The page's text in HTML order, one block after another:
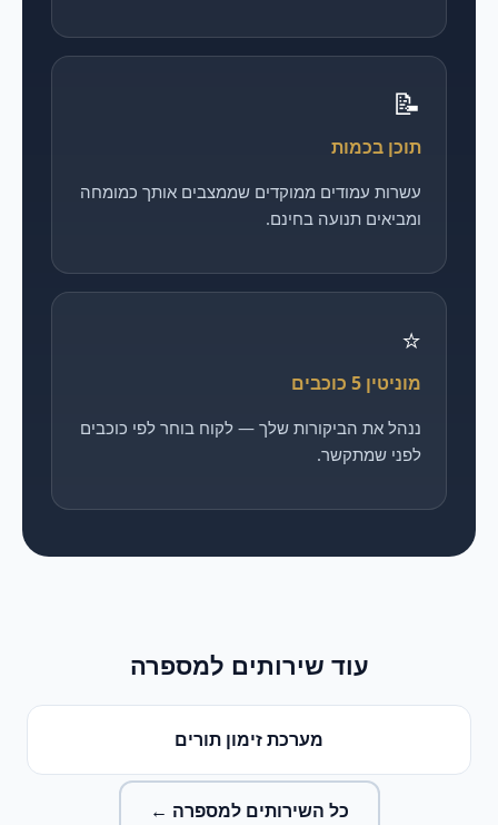
📝
תוכן בכמות
עשרות עמודים ממוקדים שממצבים אותך כמומחה
ומביאים תנועה בחינם.
⭐
מוניטין 5 כוכבים
ננהל את הביקורות שלך — לקוח בוחר לפי כוכבים
לפני שמתקשר.
עוד שירותים למספרה
מערכת זימון תורים
כל השירותים למספרה ←